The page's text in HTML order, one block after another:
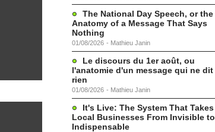
The National Day Speech, or the
Anatomy of a Message That Says
Nothing
01/08/2026 - Mathieu Janin
Le discours du 1er août, ou
l'anatomie d'un message qui ne dit
rien
01/08/2026 - Mathieu Janin
It's Live: The System That Takes
Local Businesses From Invisible to
Indispensable